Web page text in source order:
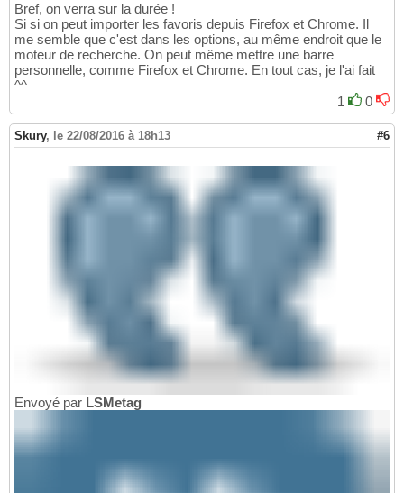
Bref, on verra sur la durée !
Si si on peut importer les favoris depuis Firefox et Chrome. Il
me semble que c'est dans les options, au même endroit que le
moteur de recherche. On peut même mettre une barre
personnelle, comme Firefox et Chrome. En tout cas, je l'ai fait
^^
1
0
Skury, le 22/08/2016 à 18h13 #6
Envoyé par LSMetag